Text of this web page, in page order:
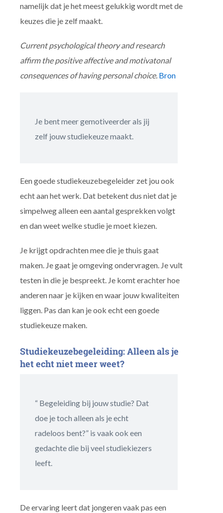
namelijk dat je het meest gelukkig wordt met de
keuzes die je zelf maakt.
Current psychological theory and research
affirm the positive affective and motivatonal
consequences of having personal choice. Bron
Je bent meer gemotiveerder als jij
zelf jouw studiekeuze maakt.
Een goede studiekeuzebegeleider zet jou ook
echt aan het werk. Dat betekent dus niet dat je
simpelweg alleen een aantal gesprekken volgt
en dan weet welke studie je moet kiezen.
Je krijgt opdrachten mee die je thuis gaat
maken. Je gaat je omgeving ondervragen. Je vult
testen in die je bespreekt. Je komt erachter hoe
anderen naar je kijken en waar jouw kwaliteiten
liggen. Pas dan kan je ook echt een goede
studiekeuze maken.
Studiekeuzebegeleiding: Alleen als je
het echt niet meer weet?
“ Begeleiding bij jouw studie? Dat
doe je toch alleen als je echt
radeloos bent?” is vaak ook een
gedachte die bij veel studiekiezers
leeft.
De ervaring leert dat jongeren vaak pas een